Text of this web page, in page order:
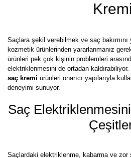
Kremi
Saçlara şekil verebilmek ve saç bakımını
kozmetik ürünlerinden yararlanmanız
ürünleri pek çok kişinin problemleri
elektriklenmesini de ortadan kaldırabiliyor.
saç kremi ürünleri onarıcı yapılarıyla
deneyimi sunuyor.
Saç
Saçlardaki elektriklenme, kabarma ve zor